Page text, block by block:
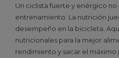
Un ciclista fuerte y enérgico no
entrenamiento. La nutrición
desempeño en la bicicleta.
nutricionales para la mejor
rendimiento y sacar el máximo